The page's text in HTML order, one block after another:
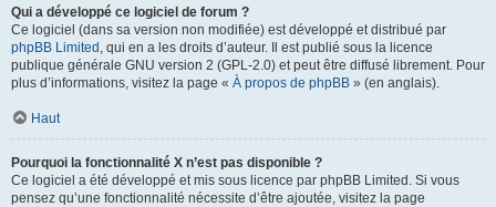
Qui a développé ce logiciel de forum ?
Ce logiciel (dans sa version non modifiée) est développé et distribué par
phpBB Limited , qui en a les droits d’auteur. Il est publié sous la licence
publique générale GNU version 2 (GPL-2.0) et peut être diffusé librement. Pour
plus d’informations, visitez la page « À propos de phpBB » (en anglais).
Haut
Pourquoi la fonctionnalité X n’est pas disponible ?
Ce logiciel a été développé et mis sous licence par phpBB Limited. Si vous
pensez qu’une fonctionnalité nécessite d’être ajoutée, visitez la page